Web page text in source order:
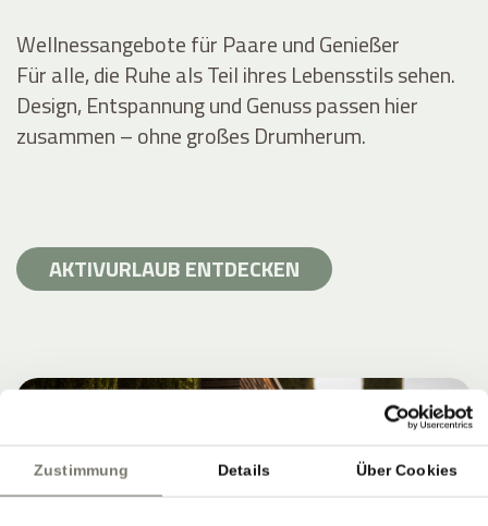
Zustimmung Details Über Cookies
Wellnessangebote für Paare und Genießer
Für alle, die Ruhe als Teil ihres Lebensstils sehen.
Design, Entspannung und Genuss passen hier
zusammen – ohne großes Drumherum.
AKTIVURLAUB ENTDECKEN